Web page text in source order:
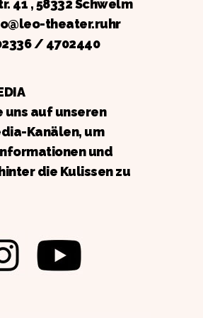
41 , 58332 Schwelm
theater.ruhr
/ 4702440
uns auf unseren
Kanälen, um
und
die Kulissen zu